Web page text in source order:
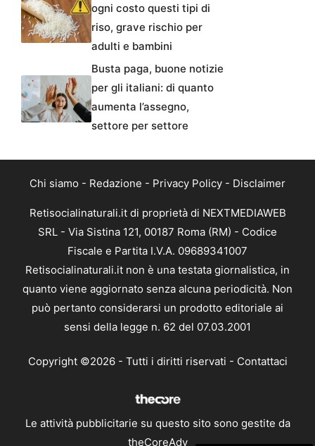
ogni costo questi tipi di
riso, grave rischio per
adulti e bambini
Busta paga, buone notizie
per gli italiani: di quanto
aumenta l’assegno,
settore per settore
Chi siamo - Redazione - Privacy Policy - Disclaimer
Retisocialinaturali.it di proprietà di NEXTMEDIAWEB
SRL - Via Sistina 121, 00187 Roma (RM) - Codice
Fiscale e Partita I.V.A. 09689341007
Retisocialinaturali.it non è una testata giornalistica, in
quanto viene aggiornato senza alcuna periodicità. Non
può pertanto considerarsi un prodotto editoriale ai
sensi della legge n. 62 del 07.03.2001
Copyright ©2026 - Tutti i diritti riservati - Contattaci
Le attività pubblicitarie su questo sito sono gestite da
theCoreAdv